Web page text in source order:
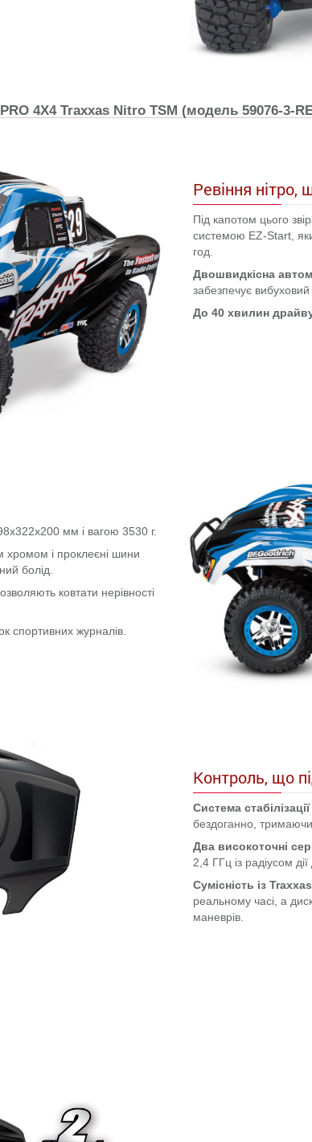
PRO 4X4 Traxxas Nitro TSM (модель 59076-3-
Ревіння нітро,
Під капотом цього
системою EZ-Start,
год.
Двошвидкісна
забезпечує
До 40 хвилин
мм і вагою 3530 г.
хромом і проклеєні шини
болід.
ковтати нерівності
спортивних журналів.
Контроль, що
Система
бездоганно, тримаючи
Два високоточні
2,4 ГГц із радіусом
Сумісність із
реальному часі, а
маневрів.